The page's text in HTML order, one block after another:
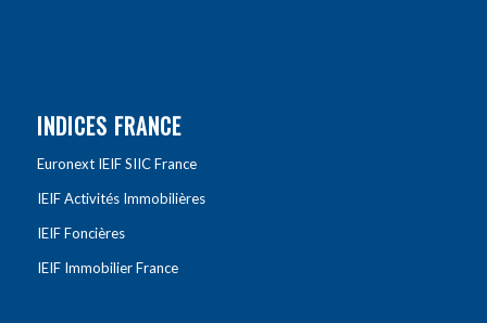
INDICES FRANCE
Euronext IEIF SIIC France
IEIF Activités Immobilières
IEIF Foncières
IEIF Immobilier France